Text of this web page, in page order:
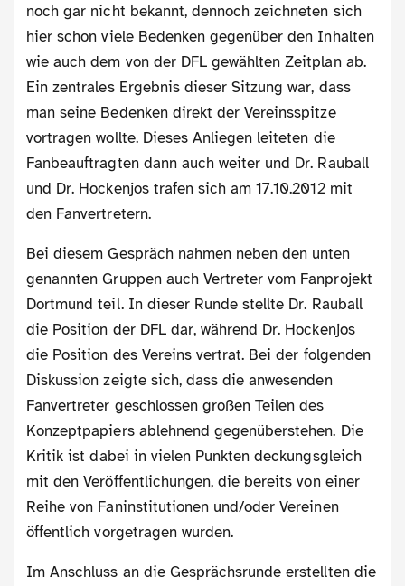
noch gar nicht bekannt, dennoch zeichneten sich
hier schon viele Bedenken gegenüber den Inhalten
wie auch dem von der DFL gewählten Zeitplan ab.
Ein zentrales Ergebnis dieser Sitzung war, dass
man seine Bedenken direkt der Vereinsspitze
vortragen wollte. Dieses Anliegen leiteten die
Fanbeauftragten dann auch weiter und Dr. Rauball
und Dr. Hockenjos trafen sich am 17.10.2012 mit
den Fanvertretern.
Bei diesem Gespräch nahmen neben den unten
genannten Gruppen auch Vertreter vom Fanprojekt
Dortmund teil. In dieser Runde stellte Dr. Rauball
die Position der DFL dar, während Dr. Hockenjos
die Position des Vereins vertrat. Bei der folgenden
Diskussion zeigte sich, dass die anwesenden
Fanvertreter geschlossen großen Teilen des
Konzeptpapiers ablehnend gegenüberstehen. Die
Kritik ist dabei in vielen Punkten deckungsgleich
mit den Veröffentlichungen, die bereits von einer
Reihe von Faninstitutionen und/oder Vereinen
öffentlich vorgetragen wurden.
Im Anschluss an die Gesprächsrunde erstellten die